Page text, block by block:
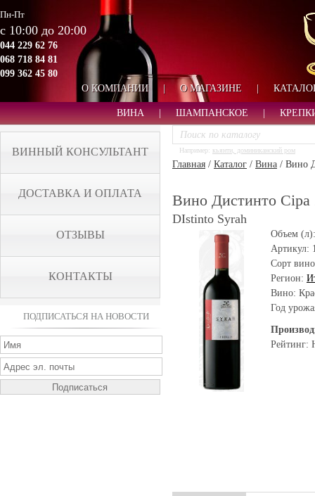
Пн-Пт
с 10:00 до 20:00
044 229 62 76
068 718 84 81
099 362 45 80
О КОМПАНИИ
| О МАГАЗИНЕ |
ВИНА ШАМПАНСКОЕ
ВИННЫЙ КОНСУЛЬТАНТ
ДОСТАВКА И ОПЛАТА
ОТЗЫВЫ
КОНТАКТЫ
ПОДПИСАТЬСЯ НА НОВОСТИ
Например: кьянти, доминиканский ром
Главная / Каталог / Вина / Вино
Вино Дистинто
DIstinto Syrah
Объем
Артикул:
Сорт
Регион:
Вино:
Год
Рейтинг: